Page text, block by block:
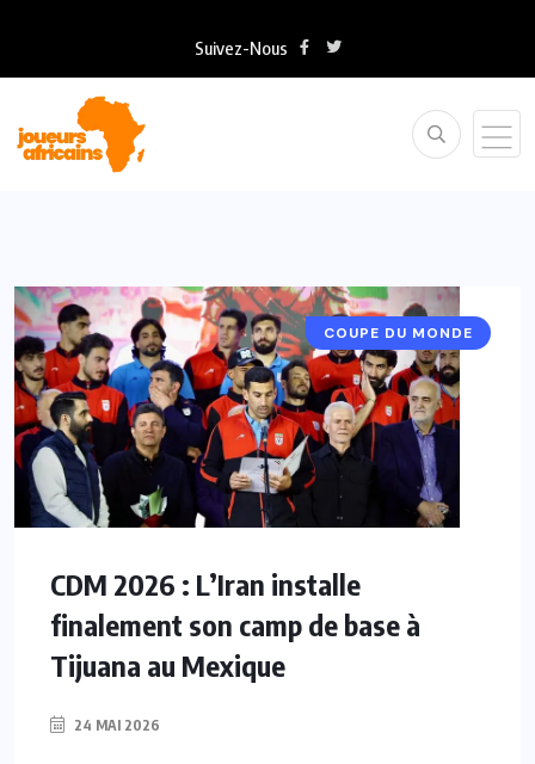
Suivez-Nous
COUPE DU MONDE
CDM 2026 : L’Iran installe
finalement son camp de base à
Tijuana au Mexique
24 MAI 2026